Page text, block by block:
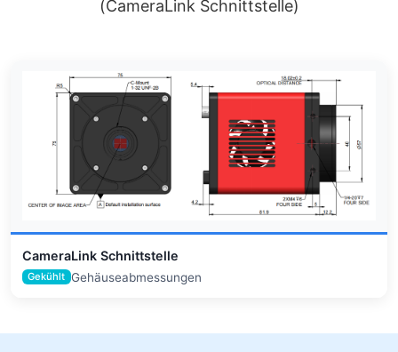
(CameraLink Schnittstelle)
CameraLink Schnittstelle
Gekühlt Gehäuseabmessungen